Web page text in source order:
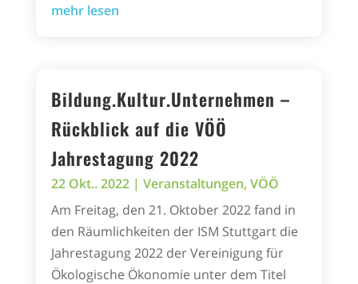
mehr lesen
Bildung.Kultur.Unternehmen –
Rückblick auf die VÖÖ
Jahrestagung 2022
22 Okt.. 2022| Veranstaltungen, VÖÖ
Am Freitag, den 21. Oktober 2022 fand in
den Räumlichkeiten der ISM Stuttgart die
Jahrestagung 2022 der Vereinigung für
Ökologische Ökonomie unter dem Titel